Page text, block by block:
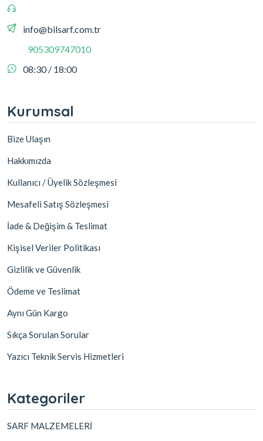
info@bilsarf.com.tr
905309747010
08:30 / 18:00
Kurumsal
Bize Ulaşın
Hakkımızda
Kullanıcı / Üyelik Sözleşmesi
Mesafeli Satış Sözleşmesi
İade & Değişim & Teslimat
Kişisel Veriler Politikası
Gizlilik ve Güvenlik
Ödeme ve Teslimat
Aynı Gün Kargo
Sıkça Sorulan Sorular
Yazıcı Teknik Servis Hizmetleri
Kategoriler
SARF MALZEMELERİ